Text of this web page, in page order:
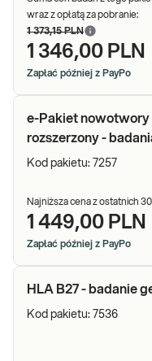
wraz z opłatą za pobranie:
1 373,15 PLN
1 346,00 PLN
Zapłać później z PayPo
e-Pakiet nowotwory
rozszerzony -
Kod pakietu: 7257
Najniższa cena z ostatnich
1 449,00 PLN
Zapłać później z PayPo
HLA B27 - badanie
Kod pakietu: 7536